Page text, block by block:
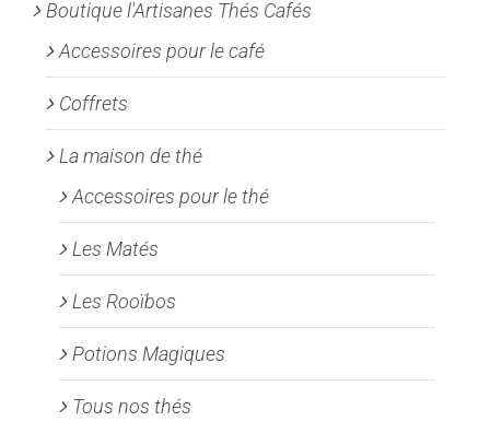
sur
la
page
produit
Boutique l'Artisanes Thés Cafés
Accessoires pour le café
Coffrets
La maison de thé
Accessoires pour le thé
Les Matés
Les Rooïbos
Potions Magiques
Tous nos thés